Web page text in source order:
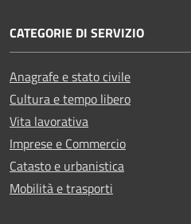
CATEGORIE DI SERVIZIO
Anagrafe e stato civile
Cultura e tempo libero
Vita lavorativa
Imprese e Commercio
Catasto e urbanistica
Mobilità e trasporti